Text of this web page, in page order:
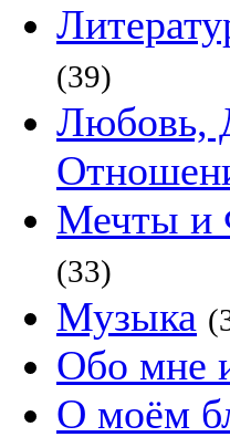
(39)
Любовь,
Мечты и
(33)
Музыка
Обо мне
О моём